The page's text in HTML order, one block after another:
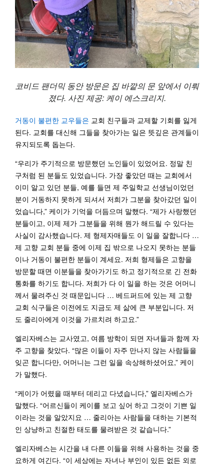
코비드 팬더믹 동안 방문은 집 바깥의 문 앞에서 이뤄
졌다. 사진 제공: 케이 에스크리지.
거동이 불편한 교우들은 교회 친구들과 교제할 기회를 잃게
된다. 교회를 대신해 그들을 찾아가는 일은 뜻깊은 관계들이
유지되도록 돕는다.
“우리가 주기적으로 방문했던 노인들이 있었어요. 정말 친
구처럼 된 분들도 있었습니다. 가장 좋았던 때는 교회에서
이미 알고 있던 분들, 예를 들면 제 주일학교 선생님이었던
분이 거동하지 못하게 되셔서 저희가 그분을 찾아갔던 일이
었습니다,” 케이가 기억을 더듬으며 말했다. “제가 사랑했던
분들이고, 이제 제가 그분들을 위해 뭔가 해드릴 수 있다는
사실이 감사했습니다. 제 형제자매들도 이 일을 잘합니다 …
제 고향 교회 분들 중에 이제 집 밖으로 나오지 못하는 분들
이나 거동이 불편한 분들이 계세요. 저희 형제들은 고향을
방문할 때면 이분들을 찾아가기도 하고 정기적으로 긴 전화
통화를 하기도 합니다. 저희가 다 이 일을 하는 것은 어머니
께서 물려주신 것 때문입니다 … 베드퍼드에 있는 제 고향
교회 식구들은 이전에도 지금도 제 삶에 큰 부분입니다. 저
도 줄리아에게 이것을 가르치려 하고요.”
엘리자베스는 교사였고, 여름 방학이 되면 자녀들과 함께 자
주 고향을 찾았다. “많은 이들이 자주 만나지 않는 사람들을
잊곤 합니다만, 어머니는 그런 일을 속상해하셨어요,” 케이
가 말했다.
“케이가 어렸을 때부터 데리고 다녔습니다,” 엘리자베스가
말했다. “어르신들이 케이를 보고 싶어 하고 그것이 기쁜 일
이라는 것을 알았지요 … 줄리아는 사람들을 대하는 기본적
인 상냥하고 친절한 태도를 물려받은 것 같습니다.”
엘리자베스는 시간을 내 다른 이들을 위해 사용하는 것을 중
요하게 여긴다. “이 세상에는 자녀나 부인이 있든 없든 외로